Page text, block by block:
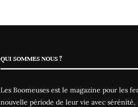
QUI SOMMES NOUS ?
Les Boomeuses est le magazine pour les
nouvelle période de leur vie avec